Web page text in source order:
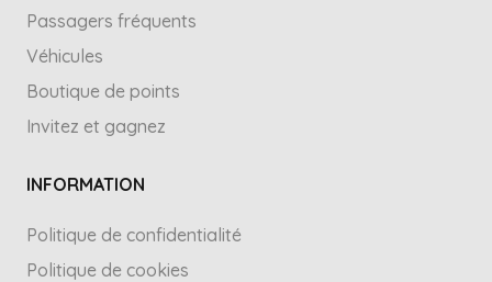
Passagers fréquents
Véhicules
Boutique de points
Invitez et gagnez
INFORMATION
Politique de confidentialité
Politique de cookies